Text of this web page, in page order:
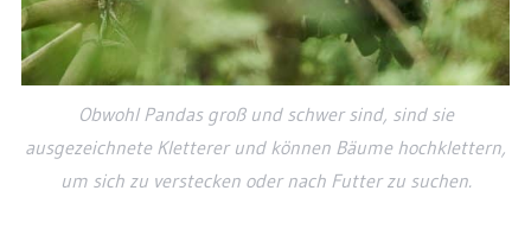
Obwohl Pandas groß und schwer sind, sind sie
ausgezeichnete Kletterer und können Bäume hochklettern,
um sich zu verstecken oder nach Futter zu suchen.